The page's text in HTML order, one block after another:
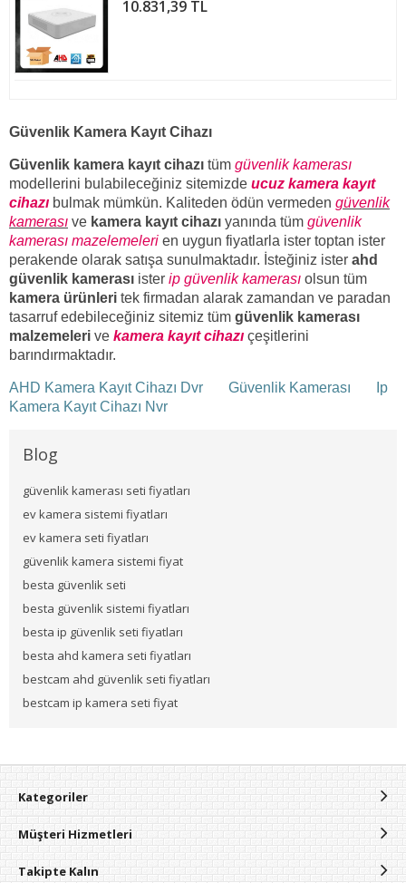
10.831,39 TL
Güvenlik Kamera Kayıt Cihazı
Güvenlik kamera kayıt cihazı tüm güvenlik kamerası
modellerini bulabileceğiniz sitemizde ucuz kamera kayıt
cihazı bulmak mümkün. Kaliteden ödün vermeden güvenlik
kamerası ve kamera kayıt cihazı yanında tüm güvenlik
kamerası mazelemeleri en uygun fiyatlarla ister toptan ister
perakende olarak satışa sunulmaktadır. İsteğiniz ister ahd
güvenlik kamerası ister ip güvenlik kamerası olsun tüm
kamera ürünleri tek firmadan alarak zamandan ve paradan
tasarruf edebileceğiniz sitemiz tüm güvenlik kamerası
malzemeleri ve kamera kayıt cihazı çeşitlerini
barındırmaktadır.
AHD Kamera Kayıt Cihazı Dvr Güvenlik Kamerası
Ip
Kamera Kayıt Cihazı Nvr
Blog
güvenlik kamerası seti fiyatları
ev kamera sistemi fiyatları
ev kamera seti fiyatları
güvenlik kamera sistemi fiyat
besta güvenlik seti
besta güvenlik sistemi fiyatları
besta ip güvenlik seti fiyatları
besta ahd kamera seti fiyatları
bestcam ahd güvenlik seti fiyatları
bestcam ip kamera seti fiyat
Kategoriler
Müşteri Hizmetleri
Takipte Kalın